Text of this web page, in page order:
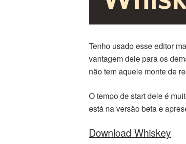
Tenho usado esse editor
vantagem dele para os
não tem aquele monte de
O tempo de start dele é
está na versão beta e
Download Whiskey